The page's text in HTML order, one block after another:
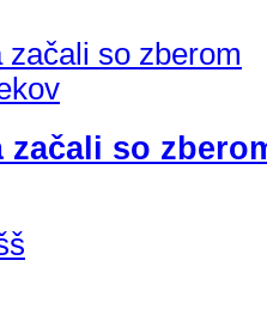
začali so